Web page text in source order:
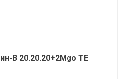
В 20.20.20+2Мgo TE